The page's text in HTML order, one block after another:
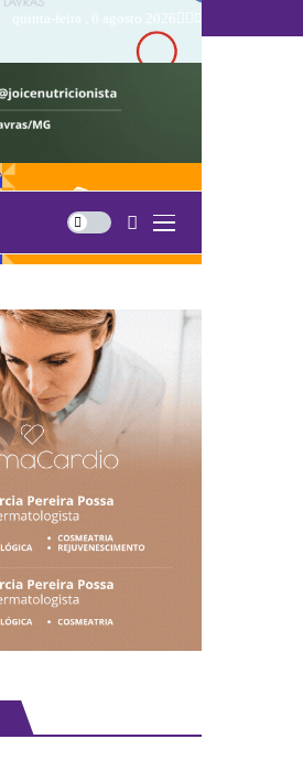
quinta-feira , 6 agosto 2026